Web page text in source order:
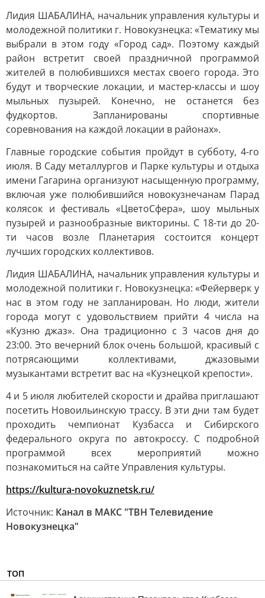
Лидия ШАБАЛИНА, начальник управления культуры и
молодежной политики г. Новокузнецка: «Тематику мы
выбрали в этом году «Город сад». Поэтому каждый
район встретит своей праздничной программой
жителей в полюбившихся местах своего города. Это
будут и творческие локации, и мастер-классы и шоу
мыльных пузырей. Конечно, не останется без
фудкортов. Запланированы спортивные
соревнования на каждой локации в районах».
Главные городские события пройдут в субботу, 4-го
июля. В Саду металлургов и Парке культуры и отдыха
имени Гагарина организуют насыщенную программу,
включая уже полюбившийся новокузнечанам Парад
колясок и фестиваль «ЦветоСфера», шоу мыльных
пузырей и разнообразные викторины. С 18-ти до 20-
ти часов возле Планетария состоится концерт
лучших городских коллективов.
Лидия ШАБАЛИНА, начальник управления культуры и
молодежной политики г. Новокузнецка: «Фейерверк у
нас в этом году не запланирован. Но люди, жители
города могут с удовольствием прийти 4 числа на
«Кузню джаз». Она традиционно с 3 часов дня до
23:00. Это вечерний блок очень большой, красивый с
потрясающими коллективами, джазовыми
музыкантами встретит вас на «Кузнецкой крепости».
4 и 5 июля любителей скорости и драйва приглашают
посетить Новоильинскую трассу. В эти дни там будет
проходить чемпионат Кузбасса и Сибирского
федерального округа по автокроссу. С подробной
программой всех мероприятий можно
познакомиться на сайте Управления культуры.
https://kultura-novokuznetsk.ru/
Источник: Канал в МАКС "ТВН Телевидение
Новокузнецка"
ТОП